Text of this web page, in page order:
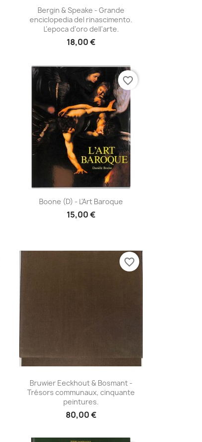
Aperçu rapide
Bergin & Speake - Grande
enciclopedia del rinascimento.
L'epoca d'oro dell'arte.
18,00 €
Aperçu rapide
Boone (D) - L'Art Baroque
15,00 €
favorite_border
Aperçu rapide
Bruwier Eeckhout & Bosmant -
Trésors communaux, cinquante
peintures.
80,00 €
favorite_border